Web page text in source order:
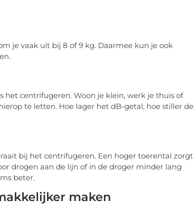
je vaak uit bij 8 of 9 kg. Daarmee kun je ook
het centrifugeren. Woon je klein, werk je thuis of
te letten. Hoe lager het dB-getal, hoe stiller de
bij het centrifugeren. Een hoger toerental zorgt
drogen aan de lijn of in de droger minder lang
beter.
maken